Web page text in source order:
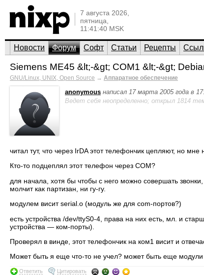
7 августа 2026,
пятница,
11:41:40 MSK
Новости Форум Софт Статьи Рецепты
Siemens ME45 &lt;-&gt; COM1 &lt;-&gt;
GNU/Linux, UNIX, Open Source → Аппаратное обеспечение
anonymous написал 17 марта 2005 года в
Ведет себя неопределенно; открыл 1814
читал тут, что через IrDA этот телефончик цепляют, но мне
Кто-то подцеплял этот телефон через COM?
для начала, хотя бы чтобы с него можно совершать
молчит как партизан, ни гу-гу.
модулем висит serial.o (модуль же для com-портов?)
есть устройства /dev/ttyS0-4, права на них есть, мл. и
устройства — ком-порты).
Проверял в винде, этот телефончик на ком1 висит и
Может быть я еще что-то не учел? может быть еще модули
Ответить Цитировать